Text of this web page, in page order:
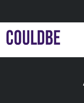
Skip
content